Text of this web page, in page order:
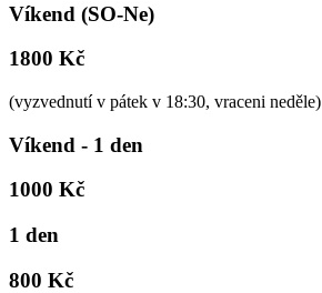
Víkend (SO-Ne)
1800 Kč
(vyzvednutí v pátek v 18:30, vraceni neděle)
Víkend - 1 den
1000 Kč
1 den
800 Kč